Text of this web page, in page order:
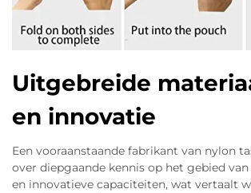
Uitgebreide
en innovatie
Een vooraanstaande fabrikant van nylon
over diepgaande kennis op het gebied
en innovatieve capaciteiten, wat vertaalt